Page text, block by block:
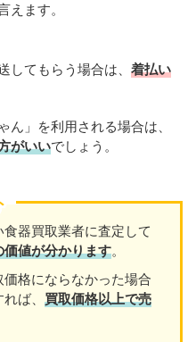
えます。
してもらう場合は、 着払い
」を利用される場合は、
がいいでしょう。
器買取業者に査定して
価値が分かります。
格にならなかった場合
ば、 買取価格以上で売